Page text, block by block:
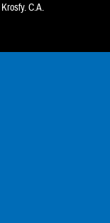
Krosfy. C.A.